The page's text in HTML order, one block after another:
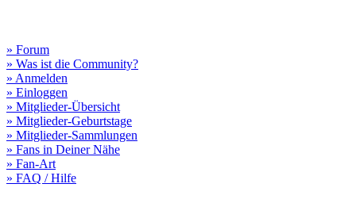
» Forum
» Was ist die Community?
» Anmelden
» Einloggen
» Mitglieder-Übersicht
» Mitglieder-Geburtstage
» Mitglieder-Sammlungen
» Fans in Deiner Nähe
» Fan-Art
» FAQ / Hilfe